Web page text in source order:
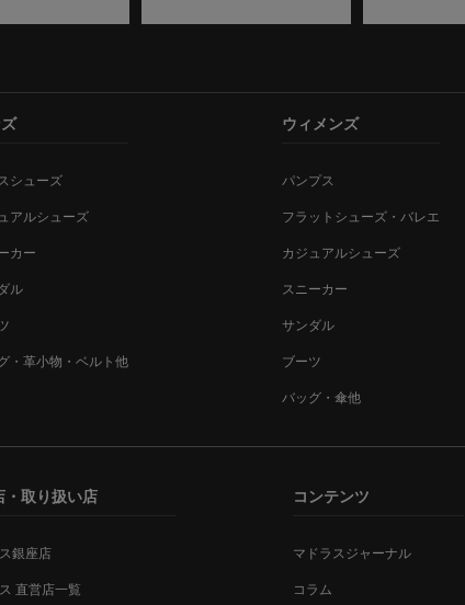
シューズ
アルシューズ
カー
ル
・革小物・ベルト他
ウィメンズ
パンプス
フラットシューズ・バレエ
カジュアルシューズ
スニーカー
サンダル
ブーツ
バッグ・傘他
・取り扱い店
銀座店
直営店一覧
コンテンツ
マドラスジャーナル
コラム